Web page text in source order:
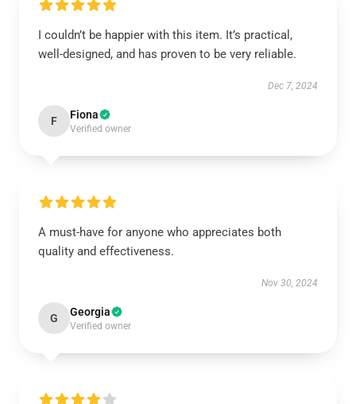
I couldn’t be happier with this item. It’s practical,
well-designed, and has proven to be very reliable.
Dec 7, 2024
F Fiona
Verified owner
A must-have for anyone who appreciates both
quality and effectiveness.
Nov 30, 2024
G Georgia
Verified owner